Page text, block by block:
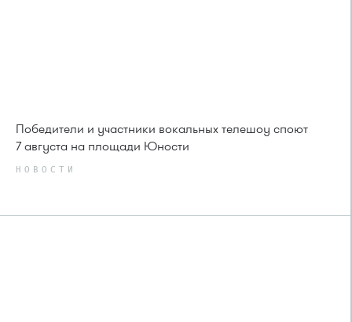
Победители и участники вокальных телешоу споют
7 августа на площади Юности
НОВОСТИ